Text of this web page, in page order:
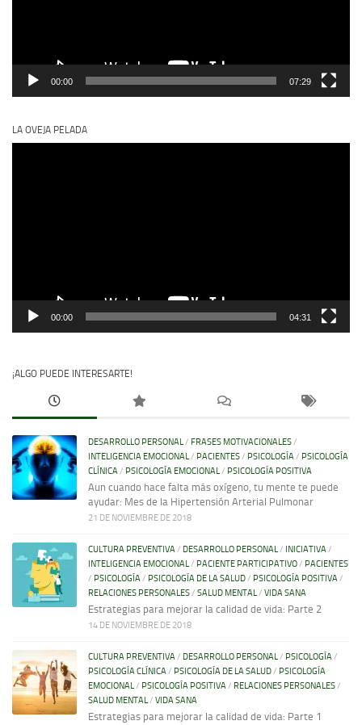
00:00 07:29
LA OVEJA PELADA
00:00 04:31
¡ALGO PUEDE INTERESARTE!
DESARROLLO PERSONAL/ FRASES MOTIVACIONALES/
INTELIGENCIA EMOCIONAL/ PACIENTES/ PSICOLOGÍA/ PSICOLOGÍA
CLÍNICA/ PSICOLOGÍA EMOCIONAL/ PSICOLOGÍA POSITIVA
Aun cuando hace falta más oxígeno, tu mente te puede
ayudar: Mes de la Hipertensión Arterial Pulmonar
21 DE NOVIEMBRE DE 2018
CULTURA PREVENTIVA/ DESARROLLO PERSONAL/ INICIATIVA/
INTELIGENCIA EMOCIONAL/ PACIENTE PARTICIPATIVO/ PACIENTES
/ PSICOLOGÍA/ PSICOLOGÍA DE LA SALUD/ PSICOLOGÍA POSITIVA/
RELACIONES PERSONALES/ SALUD MENTAL/ VIDA SANA
Estrategias para mejorar la calidad de vida: Parte 2
14 DE NOVIEMBRE DE 2018
CULTURA PREVENTIVA/ DESARROLLO PERSONAL/ PSICOLOGÍA/
PSICOLOGÍA CLÍNICA/ PSICOLOGÍA DE LA SALUD/ PSICOLOGÍA
EMOCIONAL/ PSICOLOGÍA POSITIVA/ RELACIONES PERSONALES/
SALUD MENTAL/ VIDA SANA
Estrategias para mejorar la calidad de vida: Parte 1